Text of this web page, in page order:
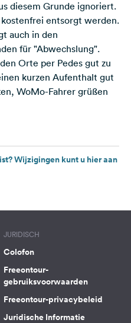
diesem Grunde ignoriert.
entsorgt werden.
auch in den
für "Abwechslung".
Orte per Pedes gut zu
kurzen Aufenthalt gut
WoMo-Fahrer grüßen
Wijzigingen kunt u hier aan
JURIDISCH
Colofon
Freeontour-
gebruiksvoorwaarden
Freeontour-privacybeleid
Juridische Informatie